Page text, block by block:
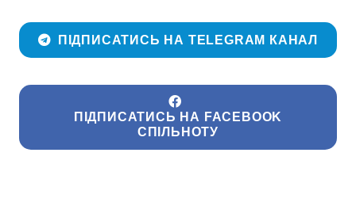
ПІДПИСАТИСЬ НА TELEGRAM КАНАЛ
ПІДПИСАТИСЬ НА FACEBOOK
СПІЛЬНОТУ